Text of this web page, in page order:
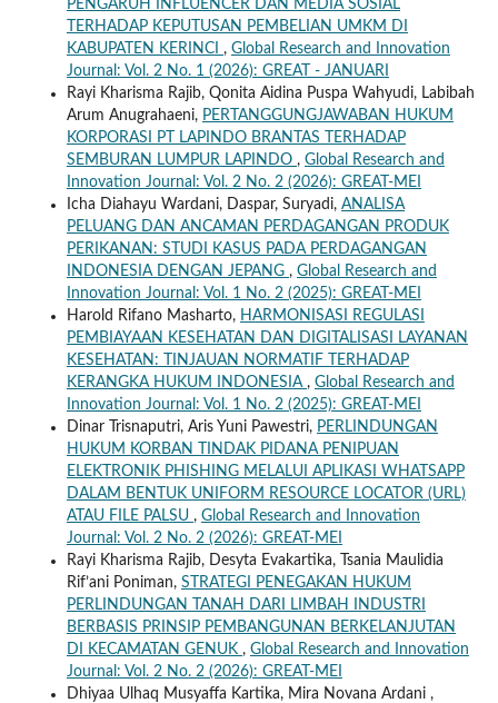
PENGARUH INFLUENCER DAN MEDIA SOSIAL
TERHADAP KEPUTUSAN PEMBELIAN UMKM DI
KABUPATEN KERINCI , Global Research and Innovation
Journal: Vol. 2 No. 1 (2026): GREAT - JANUARI
Rayi Kharisma Rajib, Qonita Aidina Puspa Wahyudi, Labibah
Arum Anugrahaeni, PERTANGGUNGJAWABAN HUKUM
KORPORASI PT LAPINDO BRANTAS TERHADAP
SEMBURAN LUMPUR LAPINDO , Global Research and
Innovation Journal: Vol. 2 No. 2 (2026): GREAT-MEI
Icha Diahayu Wardani, Daspar, Suryadi, ANALISA
PELUANG DAN ANCAMAN PERDAGANGAN PRODUK
PERIKANAN: STUDI KASUS PADA PERDAGANGAN
INDONESIA DENGAN JEPANG , Global Research and
Innovation Journal: Vol. 1 No. 2 (2025): GREAT-MEI
Harold Rifano Masharto, HARMONISASI REGULASI
PEMBIAYAAN KESEHATAN DAN DIGITALISASI LAYANAN
KESEHATAN: TINJAUAN NORMATIF TERHADAP
KERANGKA HUKUM INDONESIA , Global Research and
Innovation Journal: Vol. 1 No. 2 (2025): GREAT-MEI
Dinar Trisnaputri, Aris Yuni Pawestri, PERLINDUNGAN
HUKUM KORBAN TINDAK PIDANA PENIPUAN
ELEKTRONIK PHISHING MELALUI APLIKASI WHATSAPP
DALAM BENTUK UNIFORM RESOURCE LOCATOR (URL)
ATAU FILE PALSU , Global Research and Innovation
Journal: Vol. 2 No. 2 (2026): GREAT-MEI
Rayi Kharisma Rajib, Desyta Evakartika, Tsania Maulidia
Rif’ani Poniman, STRATEGI PENEGAKAN HUKUM
PERLINDUNGAN TANAH DARI LIMBAH INDUSTRI
BERBASIS PRINSIP PEMBANGUNAN BERKELANJUTAN
DI KECAMATAN GENUK , Global Research and Innovation
Journal: Vol. 2 No. 2 (2026): GREAT-MEI
Dhiyaa Ulhaq Musyaffa Kartika, Mira Novana Ardani ,